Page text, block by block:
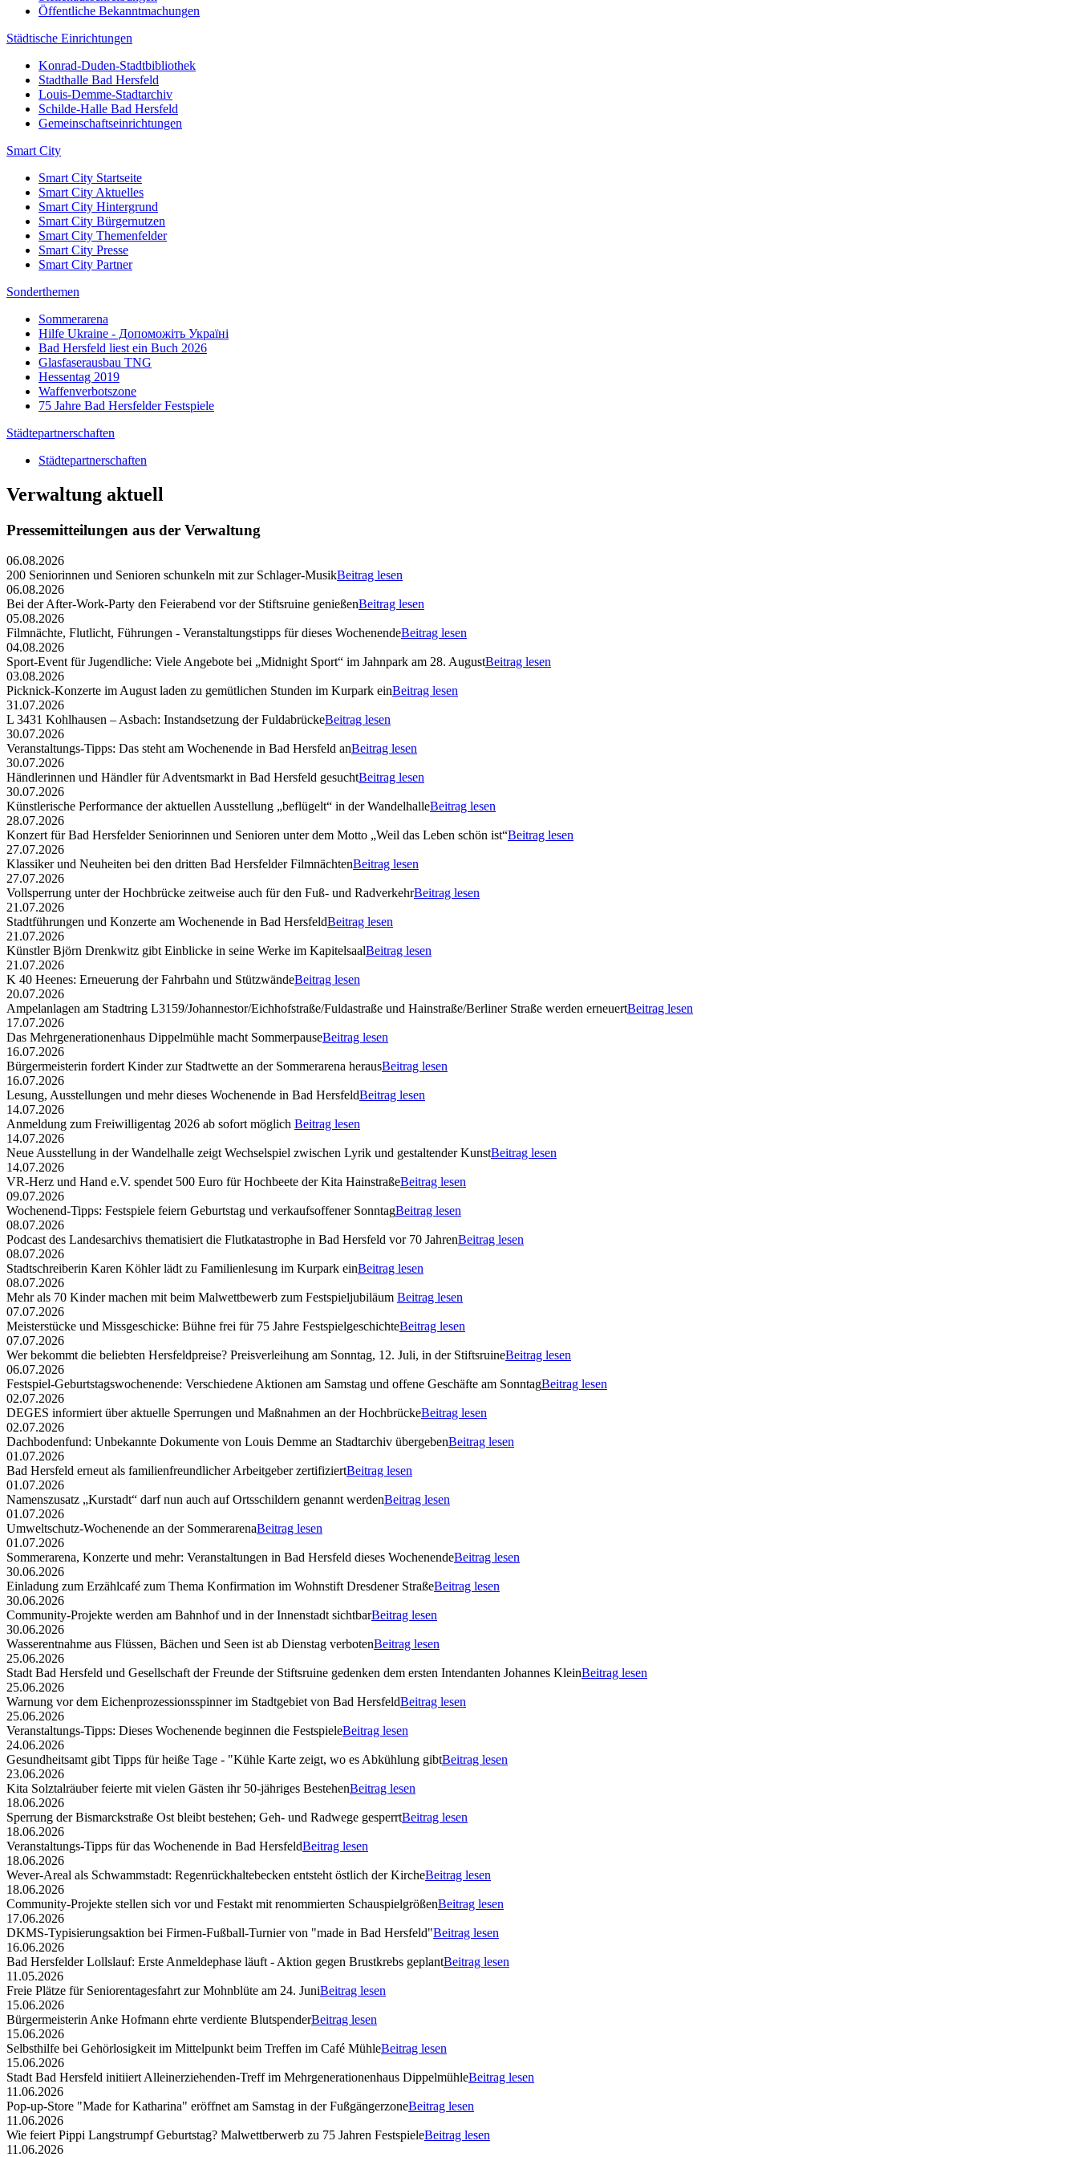
Öffentliche Bekanntmachungen
Städtische Einrichtungen
Konrad-Duden-Stadtbibliothek
Stadthalle Bad Hersfeld
Louis-Demme-Stadtarchiv
Schilde-Halle Bad Hersfeld
Gemeinschaftseinrichtungen
Smart City
Smart City Startseite
Smart City Aktuelles
Smart City Hintergrund
Smart City Bürgernutzen
Smart City Themenfelder
Smart City Presse
Smart City Partner
Sonderthemen
Sommerarena
Hilfe Ukraine - Допоможіть Україні
Bad Hersfeld liest ein Buch 2026
Glasfaserausbau TNG
Hessentag 2019
Waffenverbotszone
75 Jahre Bad Hersfelder Festspiele
Städtepartnerschaften
Städtepartnerschaften
Verwaltung aktuell
Pressemitteilungen aus der Verwaltung
06.08.2026
200 Seniorinnen und Senioren schunkeln mit zur Schlager-MusikBeitrag lesen
06.08.2026
Bei der After-Work-Party den Feierabend vor der Stiftsruine genießenBeitrag lesen
05.08.2026
Filmnächte, Flutlicht, Führungen - Veranstaltungstipps für dieses WochenendeBeitrag lesen
04.08.2026
Sport-Event für Jugendliche: Viele Angebote bei „Midnight Sport“ im Jahnpark am 28. AugustBeitrag lesen
03.08.2026
Picknick-Konzerte im August laden zu gemütlichen Stunden im Kurpark einBeitrag lesen
31.07.2026
L 3431 Kohlhausen – Asbach: Instandsetzung der FuldabrückeBeitrag lesen
30.07.2026
Veranstaltungs-Tipps: Das steht am Wochenende in Bad Hersfeld anBeitrag lesen
30.07.2026
Händlerinnen und Händler für Adventsmarkt in Bad Hersfeld gesuchtBeitrag lesen
30.07.2026
Künstlerische Performance der aktuellen Ausstellung „beflügelt“ in der WandelhalleBeitrag lesen
28.07.2026
Konzert für Bad Hersfelder Seniorinnen und Senioren unter dem Motto „Weil das Leben schön ist“Beitrag lesen
27.07.2026
Klassiker und Neuheiten bei den dritten Bad Hersfelder FilmnächtenBeitrag lesen
27.07.2026
Vollsperrung unter der Hochbrücke zeitweise auch für den Fuß- und RadverkehrBeitrag lesen
21.07.2026
Stadtführungen und Konzerte am Wochenende in Bad HersfeldBeitrag lesen
21.07.2026
Künstler Björn Drenkwitz gibt Einblicke in seine Werke im KapitelsaalBeitrag lesen
21.07.2026
K 40 Heenes: Erneuerung der Fahrbahn und StützwändeBeitrag lesen
20.07.2026
Ampelanlagen am Stadtring L3159/Johannestor/Eichhofstraße/Fuldastraße und Hainstraße/Berliner Straße werden erneuertBeitrag lesen
17.07.2026
Das Mehrgenerationenhaus Dippelmühle macht SommerpauseBeitrag lesen
16.07.2026
Bürgermeisterin fordert Kinder zur Stadtwette an der Sommerarena herausBeitrag lesen
16.07.2026
Lesung, Ausstellungen und mehr dieses Wochenende in Bad HersfeldBeitrag lesen
14.07.2026
Anmeldung zum Freiwilligentag 2026 ab sofort möglich Beitrag lesen
14.07.2026
Neue Ausstellung in der Wandelhalle zeigt Wechselspiel zwischen Lyrik und gestaltender KunstBeitrag lesen
14.07.2026
VR-Herz und Hand e.V. spendet 500 Euro für Hochbeete der Kita HainstraßeBeitrag lesen
09.07.2026
Wochenend-Tipps: Festspiele feiern Geburtstag und verkaufsoffener SonntagBeitrag lesen
08.07.2026
Podcast des Landesarchivs thematisiert die Flutkatastrophe in Bad Hersfeld vor 70 JahrenBeitrag lesen
08.07.2026
Stadtschreiberin Karen Köhler lädt zu Familienlesung im Kurpark einBeitrag lesen
08.07.2026
Mehr als 70 Kinder machen mit beim Malwettbewerb zum Festspieljubiläum Beitrag lesen
07.07.2026
Meisterstücke und Missgeschicke: Bühne frei für 75 Jahre FestspielgeschichteBeitrag lesen
07.07.2026
Wer bekommt die beliebten Hersfeldpreise? Preisverleihung am Sonntag, 12. Juli, in der StiftsruineBeitrag lesen
06.07.2026
Festspiel-Geburtstagswochenende: Verschiedene Aktionen am Samstag und offene Geschäfte am SonntagBeitrag lesen
02.07.2026
DEGES informiert über aktuelle Sperrungen und Maßnahmen an der HochbrückeBeitrag lesen
02.07.2026
Dachbodenfund: Unbekannte Dokumente von Louis Demme an Stadtarchiv übergebenBeitrag lesen
01.07.2026
Bad Hersfeld erneut als familienfreundlicher Arbeitgeber zertifiziertBeitrag lesen
01.07.2026
Namenszusatz „Kurstadt“ darf nun auch auf Ortsschildern genannt werdenBeitrag lesen
01.07.2026
Umweltschutz-Wochenende an der SommerarenaBeitrag lesen
01.07.2026
Sommerarena, Konzerte und mehr: Veranstaltungen in Bad Hersfeld dieses WochenendeBeitrag lesen
30.06.2026
Einladung zum Erzählcafé zum Thema Konfirmation im Wohnstift Dresdener StraßeBeitrag lesen
30.06.2026
Community-Projekte werden am Bahnhof und in der Innenstadt sichtbarBeitrag lesen
30.06.2026
Wasserentnahme aus Flüssen, Bächen und Seen ist ab Dienstag verbotenBeitrag lesen
25.06.2026
Stadt Bad Hersfeld und Gesellschaft der Freunde der Stiftsruine gedenken dem ersten Intendanten Johannes KleinBeitrag lesen
25.06.2026
Warnung vor dem Eichenprozessionsspinner im Stadtgebiet von Bad HersfeldBeitrag lesen
25.06.2026
Veranstaltungs-Tipps: Dieses Wochenende beginnen die FestspieleBeitrag lesen
24.06.2026
Gesundheitsamt gibt Tipps für heiße Tage - "Kühle Karte zeigt, wo es Abkühlung gibtBeitrag lesen
23.06.2026
Kita Solztalräuber feierte mit vielen Gästen ihr 50-jähriges BestehenBeitrag lesen
18.06.2026
Sperrung der Bismarckstraße Ost bleibt bestehen; Geh- und Radwege gesperrtBeitrag lesen
18.06.2026
Veranstaltungs-Tipps für das Wochenende in Bad HersfeldBeitrag lesen
18.06.2026
Wever-Areal als Schwammstadt: Regenrückhaltebecken entsteht östlich der KircheBeitrag lesen
18.06.2026
Community-Projekte stellen sich vor und Festakt mit renommierten SchauspielgrößenBeitrag lesen
17.06.2026
DKMS-Typisierungsaktion bei Firmen-Fußball-Turnier von "made in Bad Hersfeld"Beitrag lesen
16.06.2026
Bad Hersfelder Lollslauf: Erste Anmeldephase läuft - Aktion gegen Brustkrebs geplantBeitrag lesen
11.05.2026
Freie Plätze für Seniorentagesfahrt zur Mohnblüte am 24. JuniBeitrag lesen
15.06.2026
Bürgermeisterin Anke Hofmann ehrte verdiente BlutspenderBeitrag lesen
15.06.2026
Selbsthilfe bei Gehörlosigkeit im Mittelpunkt beim Treffen im Café MühleBeitrag lesen
15.06.2026
Stadt Bad Hersfeld initiiert Alleinerziehenden-Treff im Mehrgenerationenhaus DippelmühleBeitrag lesen
11.06.2026
Pop-up-Store "Made for Katharina" eröffnet am Samstag in der FußgängerzoneBeitrag lesen
11.06.2026
Wie feiert Pippi Langstrumpf Geburtstag? Malwettberwerb zu 75 Jahren FestspieleBeitrag lesen
11.06.2026